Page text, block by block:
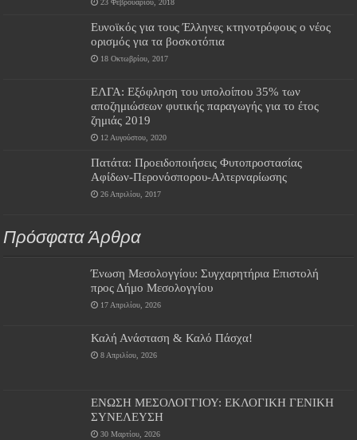
Ευνοϊκός για τους Έλληνες κτηνοτρόφους ο νέος
ορισμός για τα βοσκοτόπια
18 Οκτωβρίου, 2017
ΕΛΓΑ: Εξόφληση του υπολοίπου 35% των
αποζημιώσεων φυτικής παραγωγής για το έτος
ζημιάς 2019
12 Αυγούστου, 2020
Πατάτα: Προειδοποιήσεις Φυτοπροστασίας
Αφίδων-Περονόσπορου-Αλτερναρίωσης
26 Απριλίου, 2017
Πρόσφατα Άρθρα
Ένωση Μεσολογγίου: Συγχαρητήρια Επιστολή
προς Δήμο Μεσολογγίου
17 Απριλίου, 2026
Καλή Ανάσταση & Καλό Πάσχα!
8 Απριλίου, 2026
ΕΝΩΣΗ ΜΕΣΟΛΟΓΓΙΟΥ: ΕΚΛΟΓΙΚΗ ΓΕΝΙΚΗ
ΣΥΝΕΛΕΥΣΗ
30 Μαρτίου, 2026